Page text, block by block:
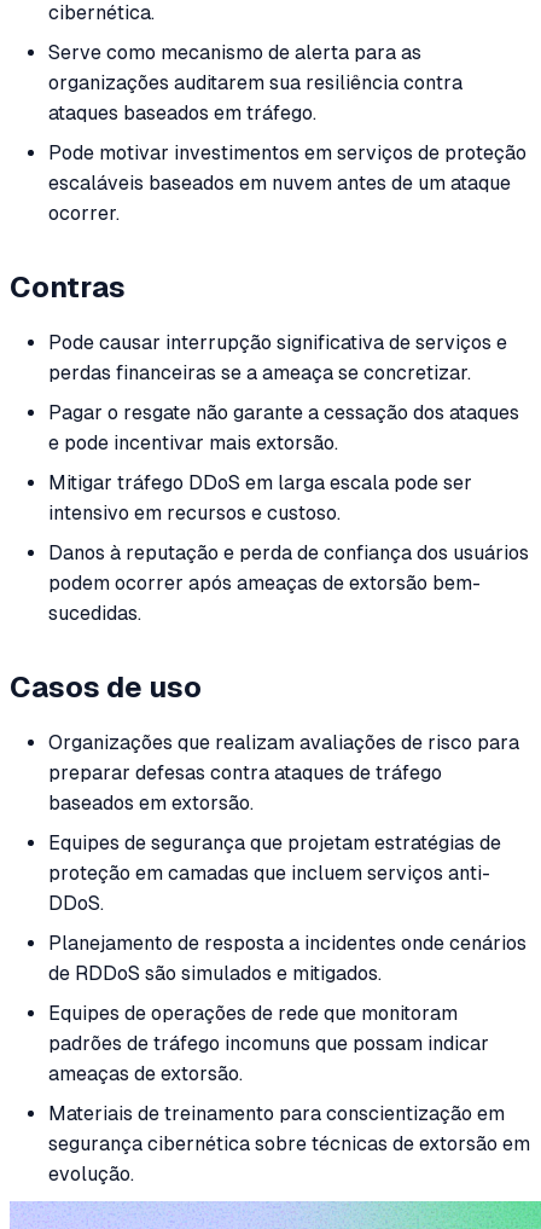
cibernética.
Serve como mecanismo de alerta para as
organizações auditarem sua resiliência contra
ataques baseados em tráfego.
Pode motivar investimentos em serviços de proteção
escaláveis baseados em nuvem antes de um ataque
ocorrer.
Contras
Pode causar interrupção significativa de serviços e
perdas financeiras se a ameaça se concretizar.
Pagar o resgate não garante a cessação dos ataques
e pode incentivar mais extorsão.
Mitigar tráfego DDoS em larga escala pode ser
intensivo em recursos e custoso.
Danos à reputação e perda de confiança dos usuários
podem ocorrer após ameaças de extorsão bem-
sucedidas.
Casos de uso
Organizações que realizam avaliações de risco para
preparar defesas contra ataques de tráfego
baseados em extorsão.
Equipes de segurança que projetam estratégias de
proteção em camadas que incluem serviços anti-
DDoS.
Planejamento de resposta a incidentes onde cenários
de RDDoS são simulados e mitigados.
Equipes de operações de rede que monitoram
padrões de tráfego incomuns que possam indicar
ameaças de extorsão.
Materiais de treinamento para conscientização em
segurança cibernética sobre técnicas de extorsão em
evolução.